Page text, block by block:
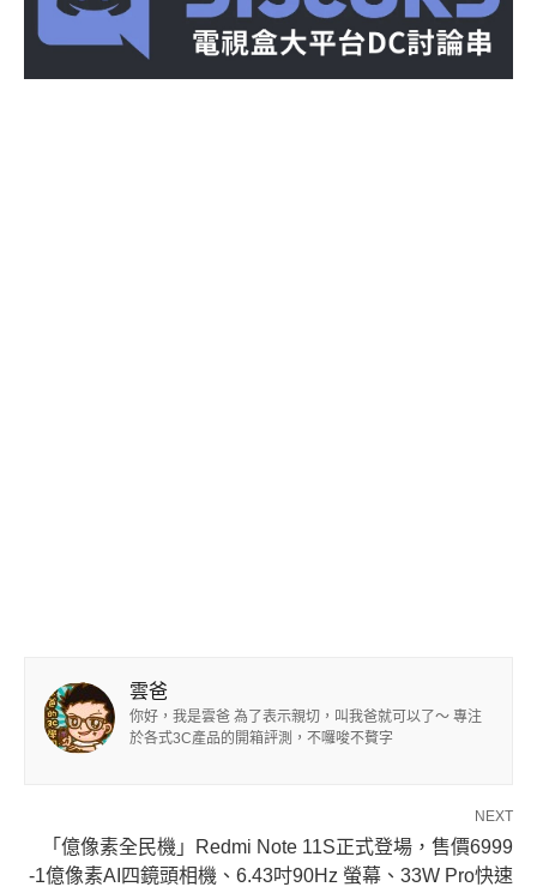
雲爸
你好，我是雲爸 為了表示親切，叫我爸就可以了～ 專注
於各式3C產品的開箱評測，不囉唆不贅字
NEXT
「億像素全民機」Redmi Note 11S正式登場，售價6999
-1億像素AI四鏡頭相機、6.43吋90Hz 螢幕、33W Pro快速